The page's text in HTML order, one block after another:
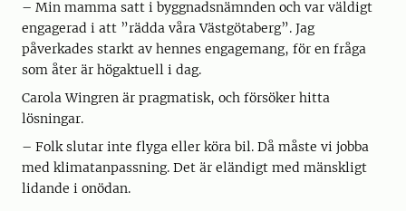
– Min mamma satt i byggnadsnämnden och var väldigt
engagerad i att ”rädda våra Västgötaberg”. Jag
påverkades starkt av hennes engagemang, för en fråga
som åter är högaktuell i dag.
Carola Wingren är pragmatisk, och försöker hitta
lösningar.
– Folk slutar inte flyga eller köra bil. Då måste vi jobba
med klimatanpassning. Det är eländigt med mänskligt
lidande i onödan.